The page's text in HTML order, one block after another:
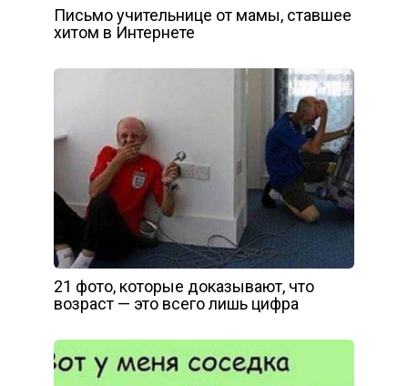
Письмо учительнице от мамы, ставшее
хитом в Интернете
21 фото, которые доказывают, что
возраст — это всего лишь цифра